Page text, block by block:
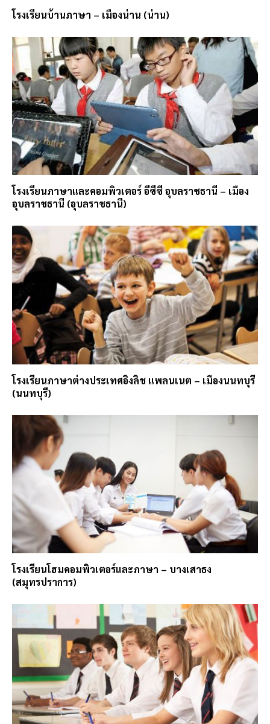
โรงเรียนบ้านภาษา – เมืองน่าน (น่าน)
โรงเรียนภาษาและคอมพิวเตอร์ อีซีซี อุบลราชธานี – เมือง
อุบลราชธานี (อุบลราชธานี)
โรงเรียนภาษาต่างประเทศอิงลิช แพลนเนต – เมืองนนทบุรี
(นนทบุรี)
โรงเรียนโฮมคอมพิวเตอร์และภาษา – บางเสาธง
(สมุทรปราการ)